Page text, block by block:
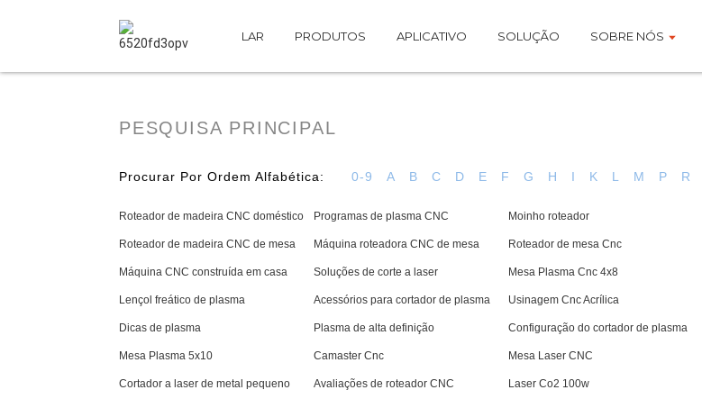
LAR PRODUTOS APLICATIVO SOLUÇÃO SOBRE NÓS
PESQUISA PRINCIPAL
Procurar Por Ordem Alfabética: 0-9 A B C D E F G H I K L M P R
Roteador de madeira CNC doméstico Programas de plasma CNC Moinho roteador
Roteador de madeira CNC de mesa Máquina roteadora CNC de mesa Roteador de mesa Cnc
Máquina CNC construída em casa Soluções de corte a laser Mesa Plasma Cnc 4x8
Lençol freático de plasma Acessórios para cortador de plasma Usinagem Cnc Acrílica
Dicas de plasma Plasma de alta definição Configuração do cortador de plasma
Mesa Plasma 5x10 Camaster Cnc Mesa Laser CNC
Cortador a laser de metal pequeno Avaliações de roteador CNC Laser Co2 100w